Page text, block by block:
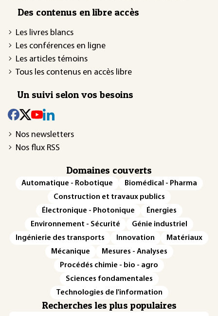
Des contenus en libre accès
Les livres blancs
Les conférences en ligne
Les articles témoins
Tous les contenus en accès libre
Un suivi selon vos besoins
Nos newsletters
Nos flux RSS
Domaines couverts
Automatique - Robotique
Biomédical - Pharma
Construction et travaux publics
Électronique - Photonique
Énergies
Environnement - Sécurité
Génie industriel
Ingénierie des transports
Innovation
Matériaux
Mécanique
Mesures - Analyses
Procédés chimie - bio - agro
Sciences fondamentales
Technologies de l'information
Recherches les plus populaires